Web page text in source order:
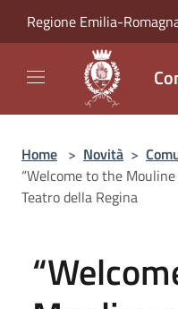
Regione Emilia-
Home > Novità >
“Welcome to the
Teatro della Regina